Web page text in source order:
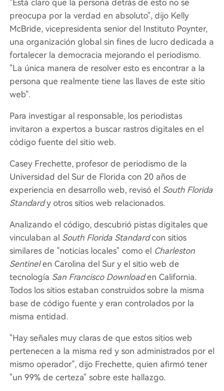
"Está claro que la persona detrás de esto no se
preocupa por la verdad en absoluto", dijo Kelly
McBride, vicepresidenta senior del Instituto Poynter,
una organización global sin fines de lucro dedicada a
fortalecer la democracia mejorando el periodismo.
"La única manera de resolver esto es encontrar a la
persona que realmente tiene las llaves de este sitio
web".
Para investigar al responsable, los periodistas
invitaron a expertos a buscar rastros digitales en el
código fuente del sitio web.
Casey Frechette, profesor de periodismo de la
Universidad del Sur de Florida con 20 años de
experiencia en desarrollo web, revisó el South Florida
Standardy otros sitios web relacionados.
Analizando el código, descubrió pistas digitales que
vinculaban al South Florida Standardcon sitios
similares de "noticias locales" como el Charleston
Sentinelen Carolina del Sur y el sitio web de
tecnología San Francisco Downloaden California.
Todos los sitios estaban construidos sobre la misma
base de código fuente y eran controlados por la
misma entidad.
"Hay señales muy claras de que estos sitios web
pertenecen a la misma red y son administrados por el
mismo operador", dijo Frechette, quien afirmó tener
"un 99% de certeza" sobre este hallazgo.